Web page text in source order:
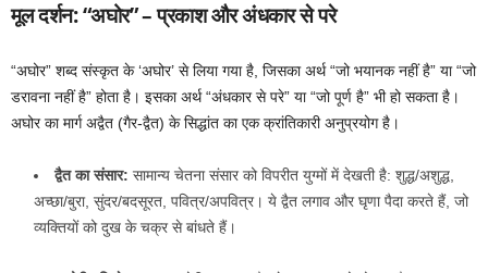
मूल दर्शन: “अघोर” – प्रकाश और अंधकार से परे
“अघोर” शब्द संस्कृत के ‘अघोर’ से लिया गया है, जिसका अर्थ “जो भयानक नहीं है” या “जो
डरावना नहीं है” होता है। इसका अर्थ “अंधकार से परे” या “जो पूर्ण है” भी हो सकता है।
अघोर का मार्ग अद्वैत (गैर-द्वैत) के सिद्धांत का एक क्रांतिकारी अनुप्रयोग है।
द्वैत का संसार: सामान्य चेतना संसार को विपरीत युग्मों में देखती है: शुद्ध/अशुद्ध,
अच्छा/बुरा, सुंदर/बदसूरत, पवित्र/अपवित्र। ये द्वैत लगाव और घृणा पैदा करते हैं, जो
व्यक्तियों को दुख के चक्र से बांधते हैं।